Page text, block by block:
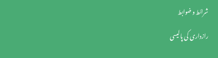
شرائط و ضوابط
رازداری کی پالیسی